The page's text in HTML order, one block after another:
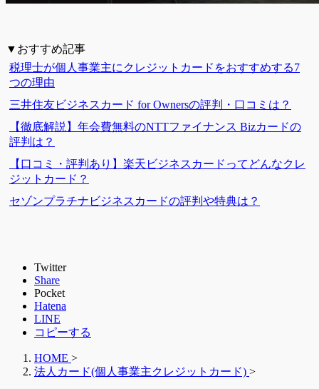
▼おすすめ記事
税理士が個人事業主にクレジットカードをおすすめする7
つの理由
三井住友ビジネスカード for Ownersの評判・口コミは？
【徹底解説】年会費無料のNTTファイナンス Bizカードの
評判は？
【口コミ・評判あり】楽天ビジネスカードってどんなクレ
ジットカード？
セゾンプラチナビジネスカードの評判や特典は？
Twitter
Share
Pocket
Hatena
LINE
コピーする
HOME >
法人カード(個人事業主クレジットカード) >